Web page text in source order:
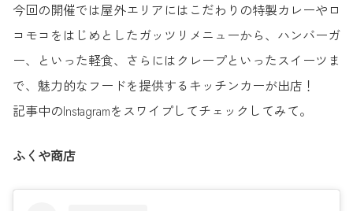
今回の開催では屋外エリアにはこだわりの特製カレーやロ
コモコをはじめとしたガッツリメニューから、ハンバーガ
ー、といった軽食、さらにはクレープといったスイーツま
で、魅力的なフードを提供するキッチンカーが出店！
記事中のInstagramをスワイプしてチェックしてみて。
ふくや商店